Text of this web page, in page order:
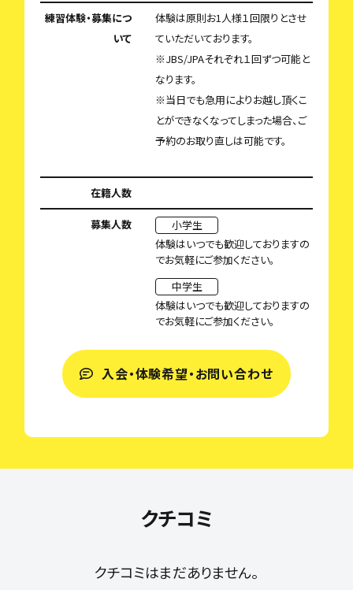
練習体験・募集につ
いて
体験は原則お1人様１回限りとさせ
ていただいております。
※JBS/JPAそれぞれ１回ずつ可能と
なります。
※当日でも急用によりお越し頂くこ
とができなくなってしまった場合、ご
予約のお取り直しは可能です。
在籍人数
募集人数
小学生
体験はいつでも歓迎しておりますの
でお気軽にご参加ください。
中学生
体験はいつでも歓迎しておりますの
でお気軽にご参加ください。
入会・体験希望・お問い合わせ
クチコミ
クチコミはまだありません。